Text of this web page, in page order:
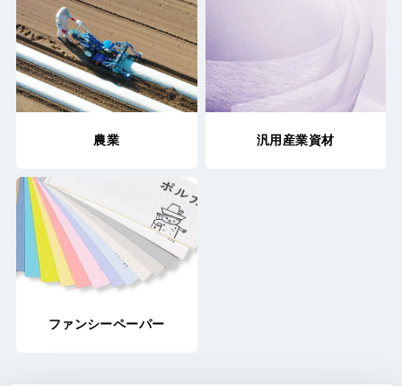
農業 汎用産業資材
ファンシーペーパー